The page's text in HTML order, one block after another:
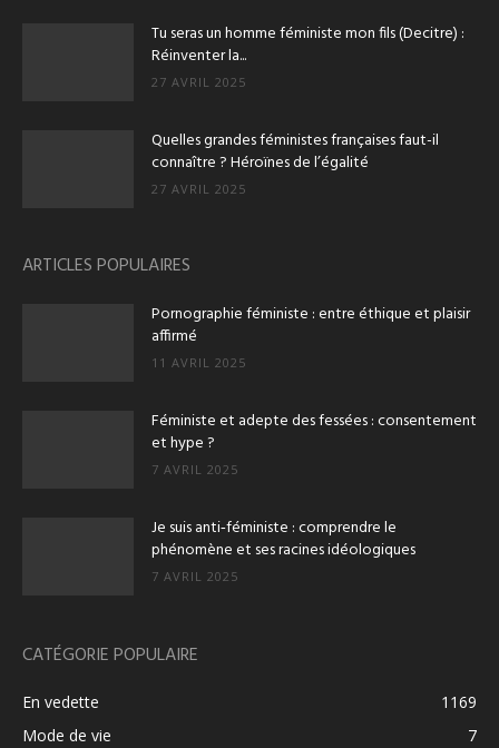
Tu seras un homme féministe mon fils (Decitre) :
Réinventer la...
27 AVRIL 2025
Quelles grandes féministes françaises faut-il
connaître ? Héroïnes de l’égalité
27 AVRIL 2025
ARTICLES POPULAIRES
Pornographie féministe : entre éthique et plaisir
affirmé
11 AVRIL 2025
Féministe et adepte des fessées : consentement
et hype ?
7 AVRIL 2025
Je suis anti‑féministe : comprendre le
phénomène et ses racines idéologiques
7 AVRIL 2025
CATÉGORIE POPULAIRE
En vedette
1169
Mode de vie
7